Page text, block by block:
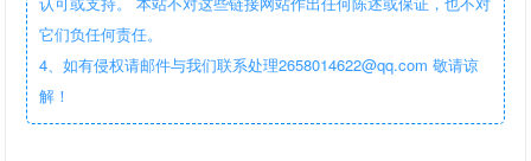
它们负任何责任。
4、如有侵权请邮件与我们联系处理2658014622@qq.com 敬请谅
解！